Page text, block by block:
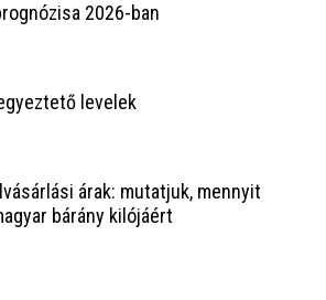
2026-ban
levelek
árak: mutatjuk, mennyit
bárány kilójáért